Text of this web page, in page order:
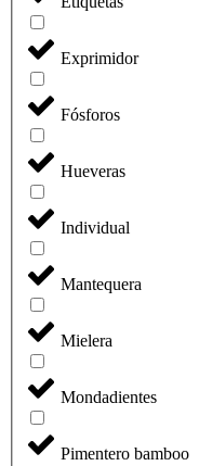
Exprimidor
Fósforos
Hueveras
Individual
Mantequera
Mielera
Mondadientes
Pimentero bamboo